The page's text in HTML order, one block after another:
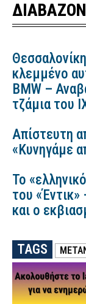
κλεμμένο
BMW –
τζάμια του
Απίστευτη
«Κυνηγάμε
Το
του
και ο
TAGS